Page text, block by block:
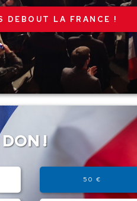
DEBOUT LA FRANCE !
!
50 €